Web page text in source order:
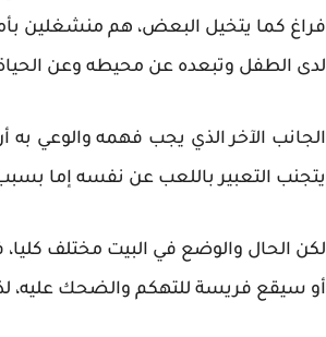
فراغ كما يتخيل البعض، هم منشغلين
لدى الطفل وتبعده عن محيطه وعن الحياة
الجانب الآخر الذي يجب فهمه والوعي
يتجنب التعبير باللعب عن نفسه إما
لكن الحال والوضع في البيت مختلف
أو سيقع فريسة للتهكم والضحك عليه، لذا